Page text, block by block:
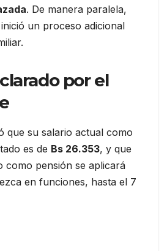
. De manera paralela,
un proceso adicional
por el
que su salario actual como
es de Bs 26.353, y que
como pensión se aplicará
en funciones, hasta el 7